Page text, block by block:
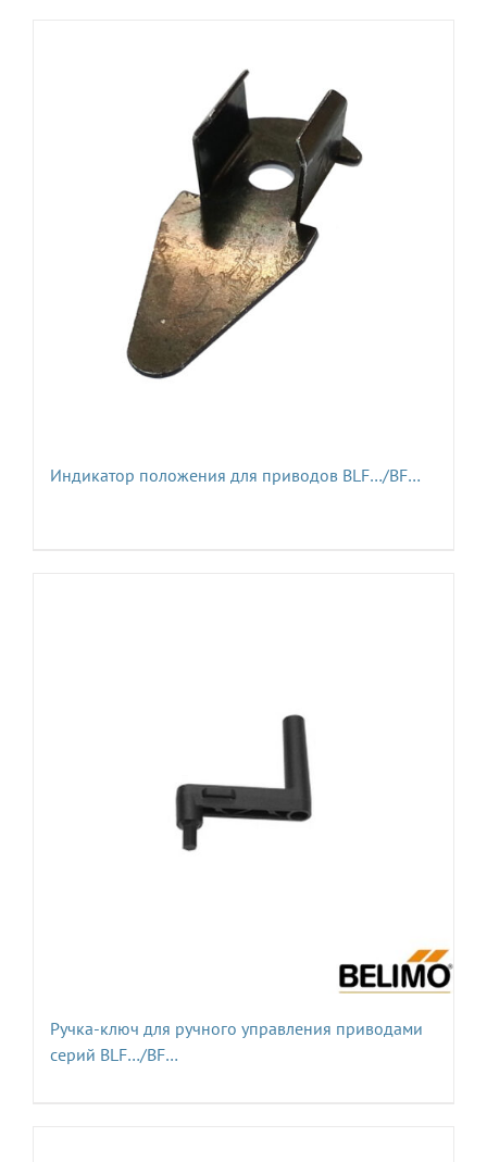
Индикатор положения для приводов BLF…/BF…
Ручка-ключ для ручного управления приводами
серий BLF…/BF…